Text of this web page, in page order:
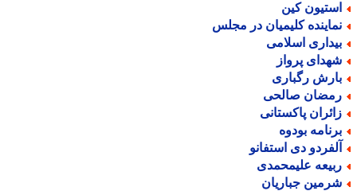
کین
کلیمیان در مجلس
اسلامی
پرواز
رگباری
صالحی
پاکستانی
بودوه
دی استفانو
علیمحمدی
جباریان